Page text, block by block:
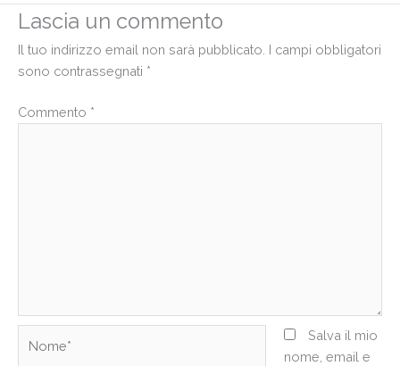
Lascia un commento
Il tuo indirizzo email non sarà pubblicato. I campi obbligatori
sono contrassegnati *
Commento *
Salva il mio
nome, email e